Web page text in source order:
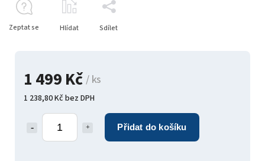
1 499 Kč/ ks
1 238,80 Kč bez DPH
Přidat do košíku
Zeptat se Hlídat Sdílet